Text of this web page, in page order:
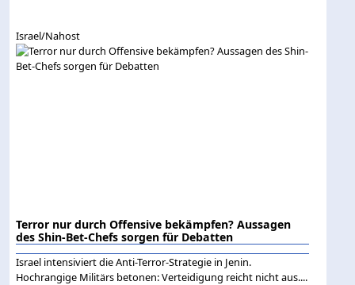
Israel/Nahost
Terror nur durch Offensive bekämpfen? Aussagen
des Shin-Bet-Chefs sorgen für Debatten
Israel intensiviert die Anti-Terror-Strategie in Jenin.
Hochrangige Militärs betonen: Verteidigung reicht nicht aus....